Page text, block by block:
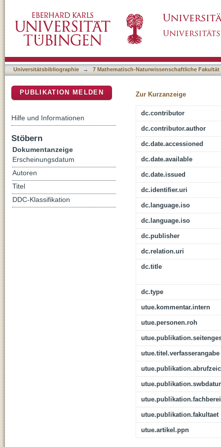
maßgeschneiderten Poren
Universitätsbibliographie → 7 Mathematisch-Naturwissenschaftliche Fakultät
Zur Kurzanzeige
dc.contributor
dc.contributor.author
dc.date.accessioned
dc.date.available
dc.date.issued
dc.identifier.uri
dc.language.iso
dc.language.iso
dc.publisher
dc.relation.uri
dc.title
dc.type
utue.kommentar.intern
utue.personen.roh
utue.titel.verfasserangabe
utue.publikation.fakultaet
utue.artikel.ppn
PUBLIKATION MELDEN
Hilfe und Informationen
Stöbern
Dokumentanzeige
Erscheinungsdatum
Autoren
Titel
DDC-Klassifikation